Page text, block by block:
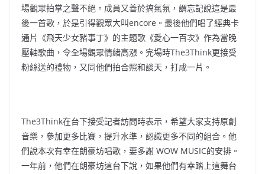
場觀眾拍掌之聲不絕。成員又善於搞氣氛，謂忘記說這是最
後一首歌，於是引得觀眾大叫encore。最後他們唱了經典卡
通片《飛天少女豬事丁》的主題歌《愛心一百次》作為當晚
壓軸歌曲，令全場觀眾情緒高漲。完場時The3Think更接受
粉絲送的禮物，又同他們拍合照和談天，打成一片。
The3Think在台下接受記者訪問時表示，希望大家支持原創
音樂，參加更多比賽，提升水準，認識更多不同的組合。他
們說本次有幸在朗豪坊唱歌，要多謝 WOW MUSIC的安排。
一年前，他們在朗豪坊這台下說，如果他們有幸踏上這舞台